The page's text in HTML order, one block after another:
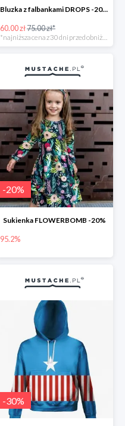
Bluzka z falbankami DROPS -20%
60.00 zł75.00 zł*
-20%
Sukienka FLOWERBOMB -20%
95.2%
-30%